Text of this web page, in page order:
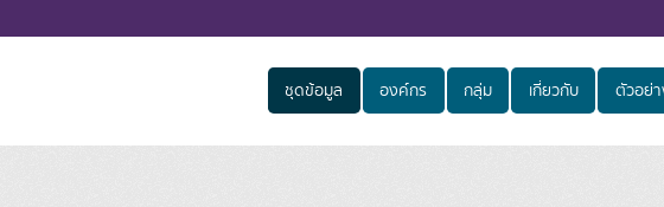
ชุดข้อมูล องค์กร กลุ่ม เกี่ยวกับ ตัวอย่